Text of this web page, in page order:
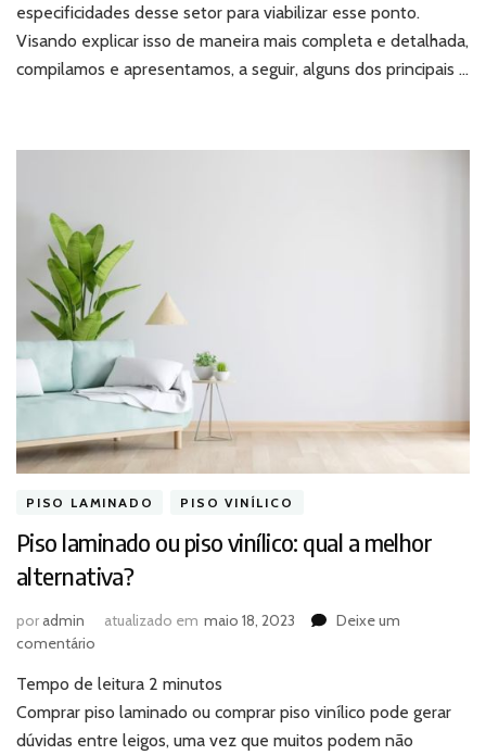
o
que
considerar?
especificidades desse setor para viabilizar esse ponto.
Visando explicar isso de maneira mais completa e detalhada,
compilamos e apresentamos, a seguir, alguns dos principais …
PISO LAMINADO PISO VINÍLICO
Piso laminado ou piso vinílico: qual a melhor
alternativa?
poradmin atualizado em maio 18, 2023
Deixe um
comentário
laminado
ou
piso
Tempo de leitura 2 minutos
Comprar piso laminado ou comprar piso vinílico pode gerar
dúvidas entre leigos, uma vez que muitos podem não